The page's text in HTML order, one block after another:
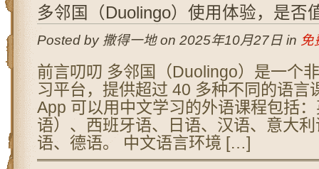
多邻国（Duolingo）使用体验，是否
Posted by 撒得一地 on 2025年10月27日 in 免
前言叨叨 多邻国（Duolingo）是一个
习平台，提供超过 40 多种不同的语言
App 可以用中文学习的外语课程包括
语）、西班牙语、日语、汉语、意大
语、德语。 中文语言环境 […]